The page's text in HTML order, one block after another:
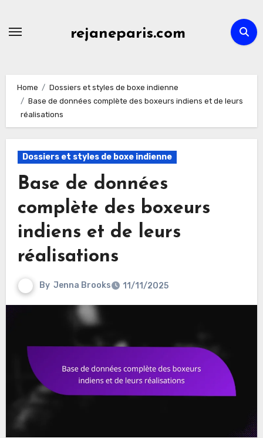
rejaneparis.com
Home
Dossiers et styles de boxe indienne
Base de données complète des boxeurs indiens et de leurs
réalisations
Dossiers et styles de boxe indienne
Base de données
complète des boxeurs
indiens et de leurs
réalisations
By Jenna Brooks 11/11/2025